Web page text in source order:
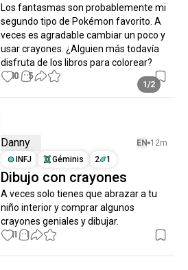
Los fantasmas son probablemente mi
segundo tipo de Pokémon favorito. A
veces es agradable cambiar un poco y
usar crayones. ¿Alguien más todavía
disfruta de los libros para colorear?
1/2
10 5
Danny EN 12m
INFJ
Géminis 2 1
Dibujo con crayones
A veces solo tienes que abrazar a tu
niño interior y comprar algunos
crayones geniales y dibujar.
11 1